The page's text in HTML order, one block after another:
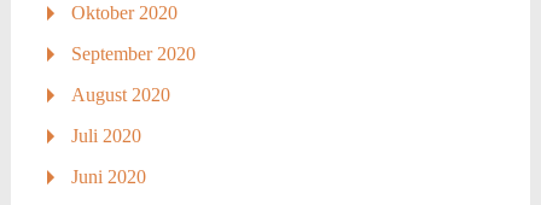
Oktober 2020
September 2020
August 2020
Juli 2020
Juni 2020